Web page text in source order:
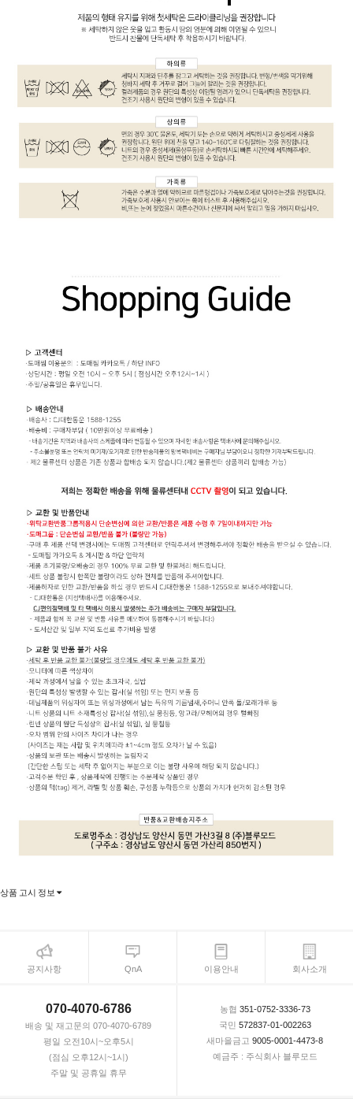
상품 고시 정보
공지사항 QnA 이용안내 회사소개
070-4070-6786
배송 및 재고문의 070-4070-6789
평일 오전10시~오후5시
(점심 오후12시~1시)
주말 및 공휴일 휴무
농협 351-0752-3336-73
국민 572837-01-002263
새마을금고 9005-0001-4473-8
예금주 : 주식회사 블루모드